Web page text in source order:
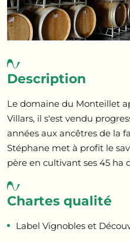
Description
Le domaine du Monteillet
Villars, il s'est vendu
années aux ancêtres de la
Stéphane met à profit le
père en cultivant ses 45 ha
Chartes qualité
Label Vignobles et